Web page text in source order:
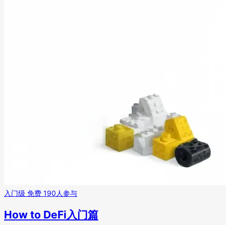
入门级 免费 190人参与
How to DeFi入门篇